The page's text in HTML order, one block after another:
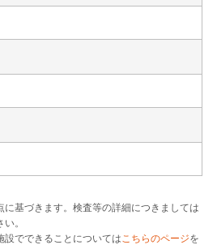
基づきます。検査等の詳細につきましては
。
でできることについてはこちらのページを